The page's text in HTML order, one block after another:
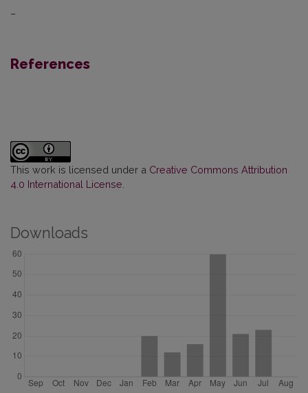
–
References
This work is licensed under a Creative Commons Attribution
4.0 International License
Downloads